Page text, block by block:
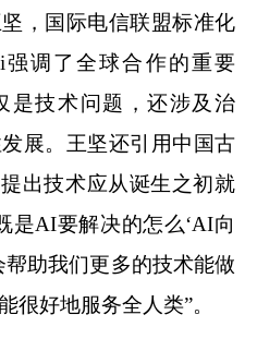
，国际电信联盟标准化
强调了全球合作的重要
是技术问题，还涉及治
展。王坚还引用中国古
出技术应从诞生之初就
是AI要解决的怎么‘AI向
助我们更多的技术能做
很好地服务全人类”。